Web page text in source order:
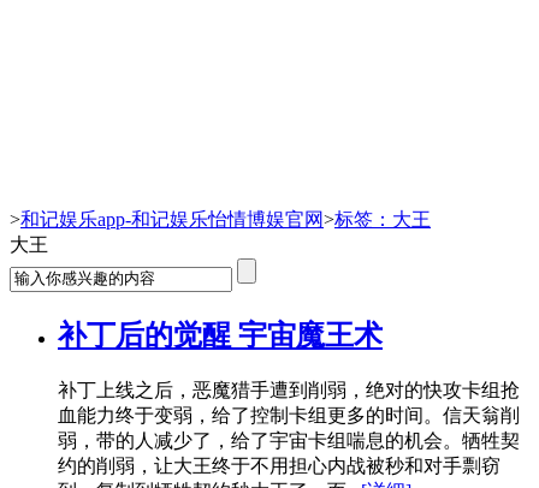
>和记娱乐app-和记娱乐怡情博娱官网>标签：大王
大王
补丁后的觉醒 宇宙魔王术
补丁上线之后，恶魔猎手遭到削弱，绝对的快攻卡组抢
血能力终于变弱，给了控制卡组更多的时间。信天翁削
弱，带的人减少了，给了宇宙卡组喘息的机会。牺牲契
约的削弱，让大王终于不用担心内战被秒和对手剽窃